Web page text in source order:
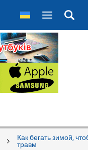
Как бегать зимой,
травм